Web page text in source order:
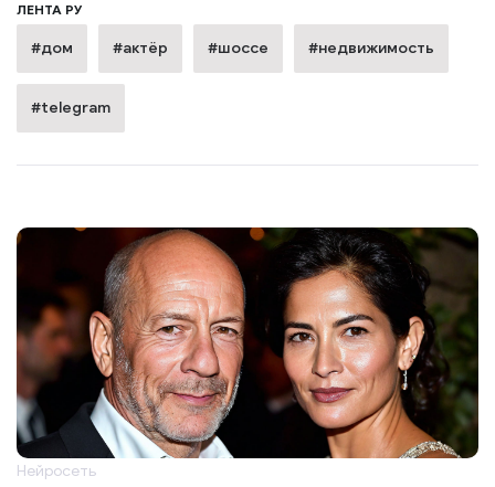
ЛЕНТА РУ
#дом #актёр #шоссе #недвижимость
#telegram
Нейросеть